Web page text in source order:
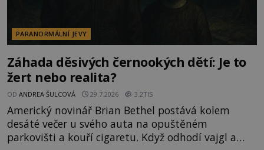
PARANORMÁLNÍ JEVY
Záhada děsivých černookých dětí: Je to
žert nebo realita?
OD ANDREA ŠULCOVÁ 29.7.2026 3.2TIS
Americký novinář Brian Bethel postává kolem
desáté večer u svého auta na opuštěném
parkovišti a kouří cigaretu. Když odhodí vajgl a